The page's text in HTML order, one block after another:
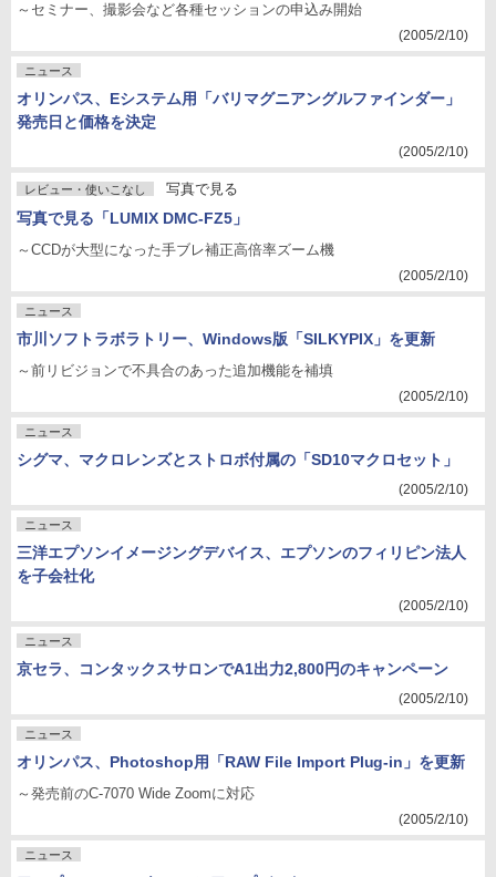
～セミナー、撮影会など各種セッションの申込み開始
(2005/2/10)
ニュース
オリンパス、Eシステム用「バリマグニアングルファインダー」
発売日と価格を決定
(2005/2/10)
レビュー・使いこなし 写真で見る
写真で見る「LUMIX DMC-FZ5」
～CCDが大型になった手ブレ補正高倍率ズーム機
(2005/2/10)
ニュース
市川ソフトラボラトリー、Windows版「SILKYPIX」を更新
～前リビジョンで不具合のあった追加機能を補填
(2005/2/10)
ニュース
シグマ、マクロレンズとストロボ付属の「SD10マクロセット」
(2005/2/10)
ニュース
三洋エプソンイメージングデバイス、エプソンのフィリピン法人
を子会社化
(2005/2/10)
ニュース
京セラ、コンタックスサロンでA1出力2,800円のキャンペーン
(2005/2/10)
ニュース
オリンパス、Photoshop用「RAW File Import Plug-in」を更新
～発売前のC-7070 Wide Zoomに対応
(2005/2/10)
ニュース